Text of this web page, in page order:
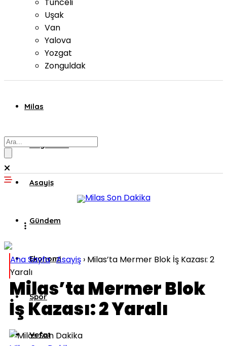
Uşak
Van
Yalova
Yozgat
Zonguldak
Milas
Muğla’dan
Asayiş
Gündem
Ekonomi
Spor
Vefat
Ana Sayfa›Asayiş › Milas’ta Mermer Blok İş Kazası: 2
Yaralı
Milas’ta Mermer Blok
İş Kazası: 2 Yaralı